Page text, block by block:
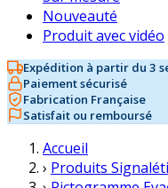
Nouveauté
Produit avec vidéo
Expédition à partir du 3
Paiement sécurisé
Fabrication Française
Satisfait ou remboursé
Accueil
› Produits